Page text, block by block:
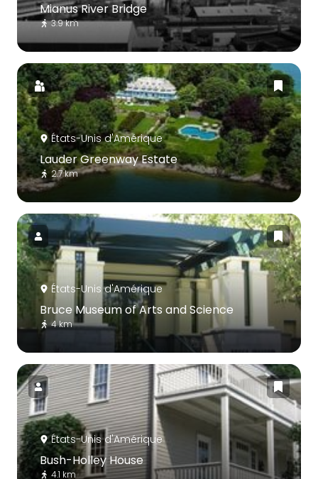
Mianus River Bridge
3.9 km
États-Unis d'Amérique
Lauder Greenway Estate
2.7 km
États-Unis d'Amérique
Bruce Museum of Arts and Science
4 km
États-Unis d'Amérique
Bush-Holley House
4.1 km